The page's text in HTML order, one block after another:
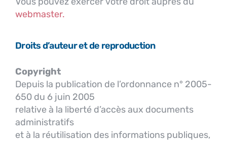
webmaster.
Droits d’auteur et de reproduction
Copyright
Depuis la publication de l’ordonnance n° 2005-
650 du 6 juin 2005
relative à la liberté d’accès aux documents
administratifs
et à la réutilisation des informations publiques,